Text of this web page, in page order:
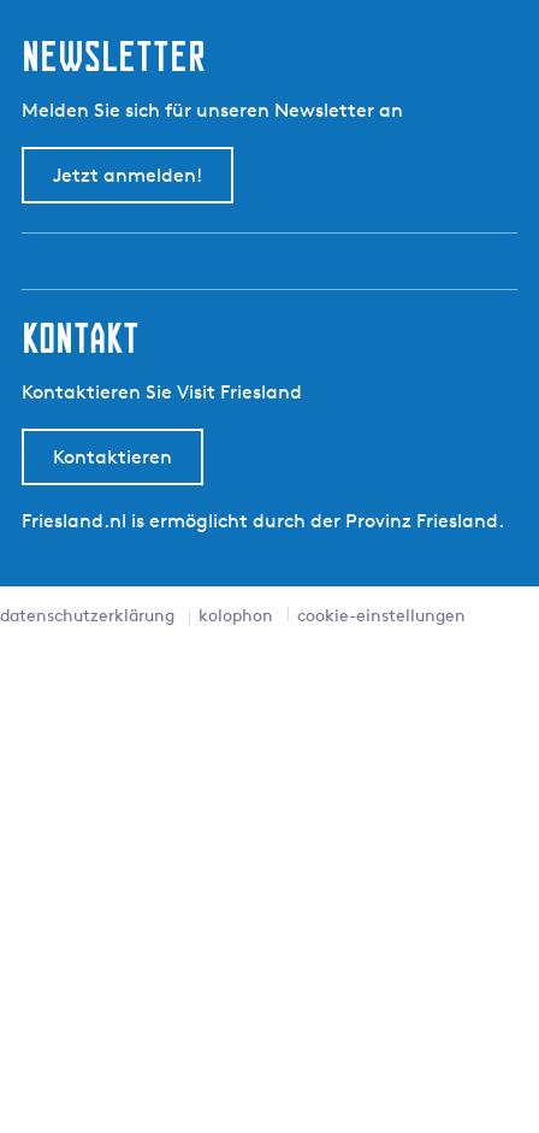
Newsletter
Melden Sie sich für unseren Newsletter an
Jetzt anmelden!
kontakt
Kontaktieren Sie Visit Friesland
Kontaktieren
Friesland.nl is ermöglicht durch der Provinz Friesland.
datenschutzerklärung kolophon cookie-einstellungen